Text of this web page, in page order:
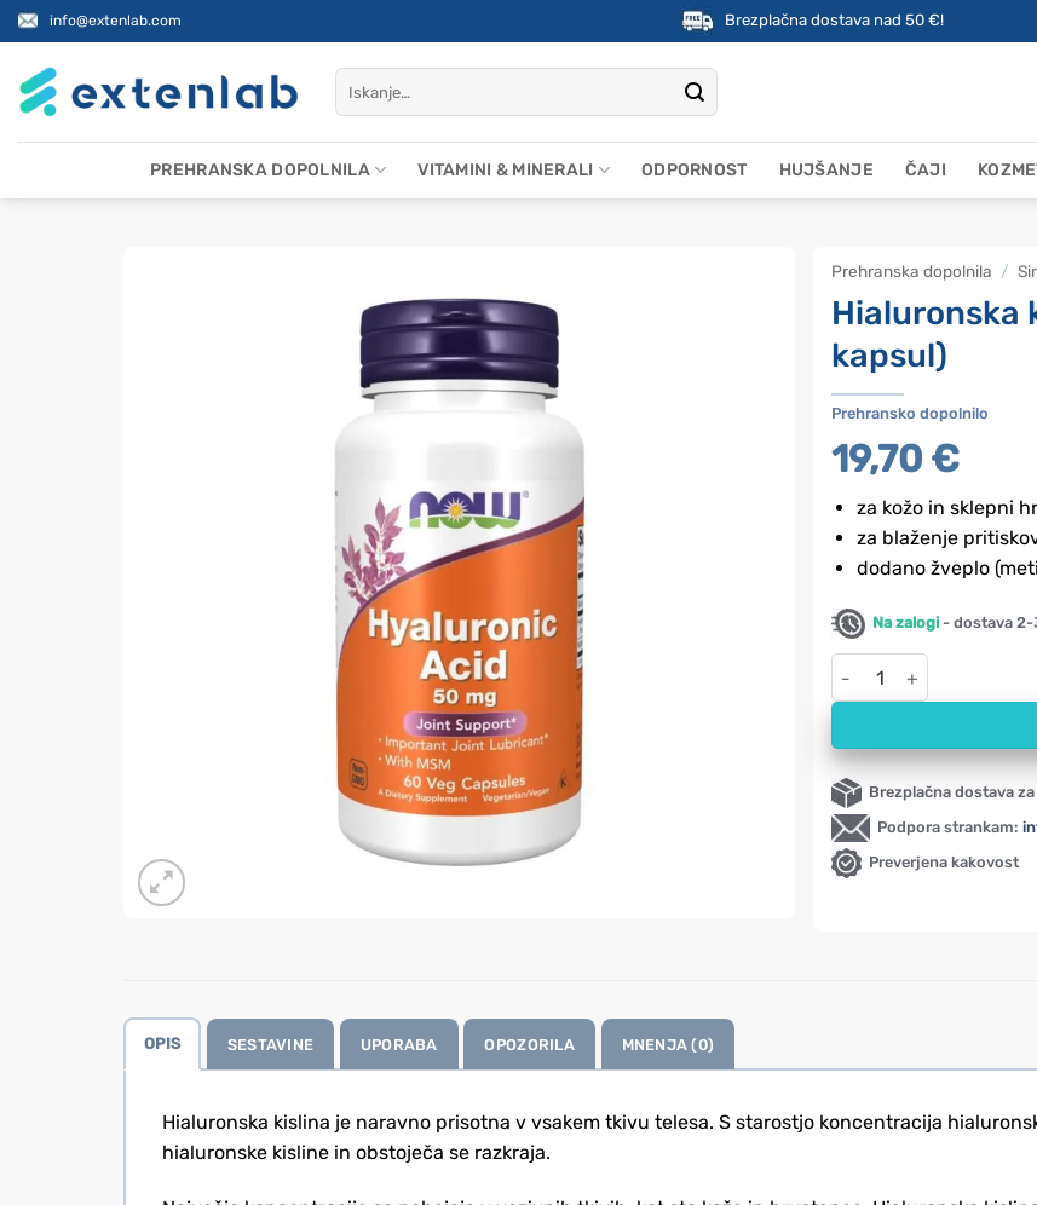
Skoči
na
vsebino
info@extenlab.com Brezplačna dostava nad 50 €!
PREHRANSKA DOPOLNILA VITAMINI & MINERALI ODPORNOST HUJŠANJE ČAJI
Prehranska dopolnila /
Hialuronska
kapsul)
Prehransko dopolnilo
19,70 €
za kožo in sklepni
za blaženje
dodano žveplo
Na zalogi - dostava 2-
Hialuronska kislina z
Brezplačna dostava
Podpora strankam:
Preverjena kakovost
OPIS SESTAVINE UPORABA OPOZORILA MNENJA (0)
Hialuronska kislina je naravno prisotna v vsakem tkivu telesa. S starostjo koncentracija
hialuronske kisline in obstoječa se razkraja.